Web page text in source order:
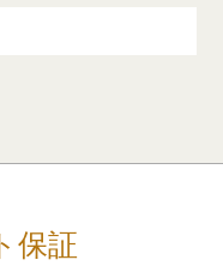
保証